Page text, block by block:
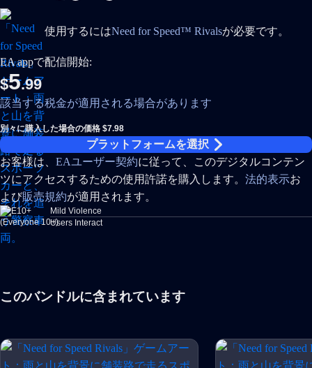
使用するにはNeed for Speed™ Rivalsが必要です。
EA appで配信開始:
$5.99
該当する税金が適用される場合があります
別々に購入した場合の価格 $7.98
プラットフォームを選択
お客様は、 EAユーザー契約に従って、このデジタルコンテン
ツにアクセスするための使用許諾を購入します。 法的表示お
よび販売規約が適用されます。
Mild Violence
Users Interact
このバンドルに含まれています